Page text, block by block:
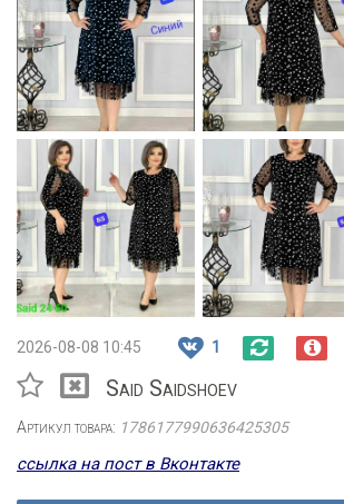
2026-08-08 10:45 1
Said Saidshoev
Артикул товара: 1786177990636425305
ссылка на пост в Вконтакте